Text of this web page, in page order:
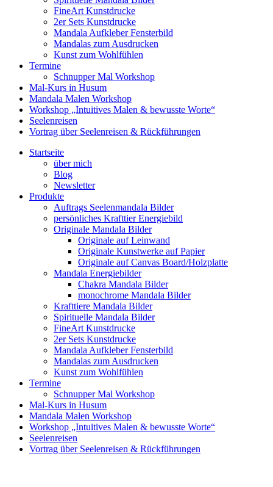
FineArt Kunstdrucke
2er Sets Kunstdrucke
Mandala Aufkleber Fensterbild
Mandalas zum Ausdrucken
Kunst zum Wohlfühlen
Termine
Schnupper Mal Workshop
Mal-Kurs in Husum
Mandala Malen Workshop
Workshop „Intuitives Malen & bewusste Worte“
Seelenreisen
Vortrag über Seelenreisen & Rückführungen
Startseite
über mich
Blog
Newsletter
Produkte
Auftrags Seelenmandala Bilder
persönliches Krafttier Energiebild
Originale Mandala Bilder
Originale auf Leinwand
Originale Kunstwerke auf Papier
Originale auf Canvas Board/Holzplatte
Mandala Energiebilder
Chakra Mandala Bilder
monochrome Mandala Bilder
Krafttiere Mandala Bilder
Spirituelle Mandala Bilder
FineArt Kunstdrucke
2er Sets Kunstdrucke
Mandala Aufkleber Fensterbild
Mandalas zum Ausdrucken
Kunst zum Wohlfühlen
Termine
Schnupper Mal Workshop
Mal-Kurs in Husum
Mandala Malen Workshop
Workshop „Intuitives Malen & bewusste Worte“
Seelenreisen
Vortrag über Seelenreisen & Rückführungen